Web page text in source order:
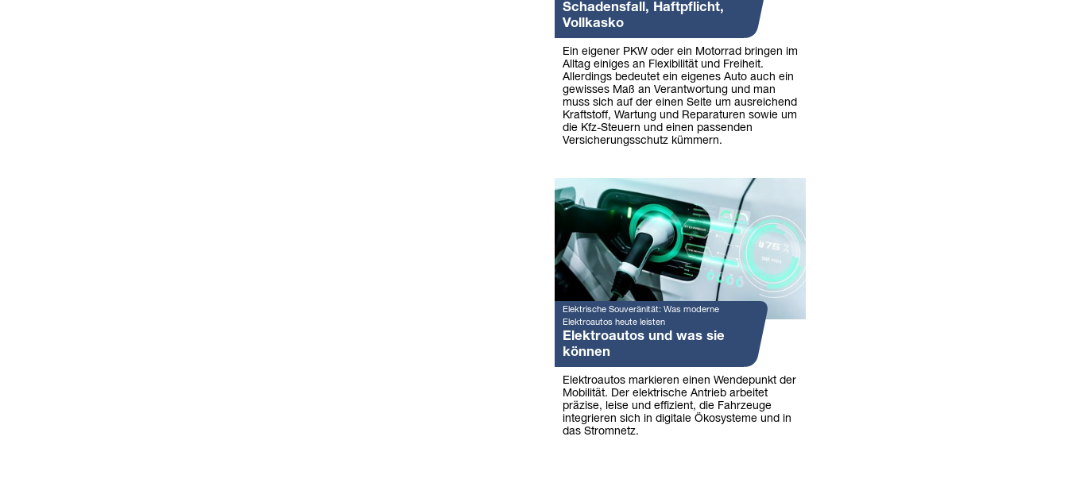
Schadensfall, Haftpflicht,
Vollkasko
Ein eigener PKW oder ein Motorrad bringen im
Alltag einiges an Flexibilität und Freiheit.
Allerdings bedeutet ein eigenes Auto auch ein
gewisses Maß an Verantwortung und man
muss sich auf der einen Seite um ausreichend
Kraftstoff, Wartung und Reparaturen sowie um
die Kfz-Steuern und einen passenden
Versicherungsschutz kümmern.
Elektrische Souveränität: Was moderne
Elektroautos heute leisten
Elektroautos und was sie
können
Elektroautos markieren einen Wendepunkt der
Mobilität. Der elektrische Antrieb arbeitet
präzise, leise und effizient, die Fahrzeuge
integrieren sich in digitale Ökosysteme und in
das Stromnetz.